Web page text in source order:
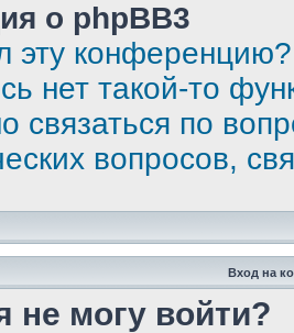
о phpBB3
эту конференцию?
нет такой-то
связаться по
вопросов,
Вход на
не могу войти?